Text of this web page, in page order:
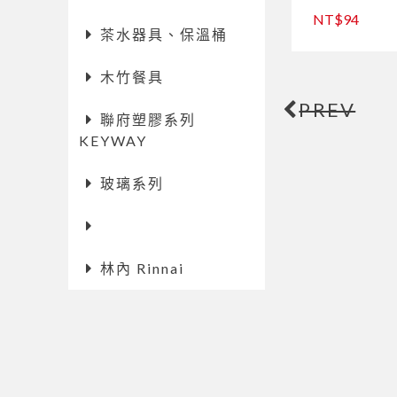
茶水器具、保溫桶
木竹餐具
聯府塑膠系列
KEYWAY
玻璃系列
林內 Rinnai
NT$94
PREV